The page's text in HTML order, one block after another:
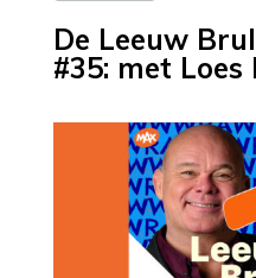
De Leeuw
#35: met